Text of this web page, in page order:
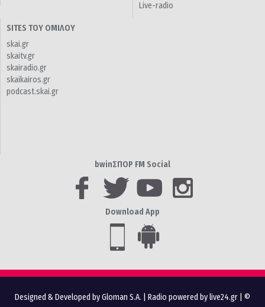
Live-radio
SITES ΤΟΥ ΟΜΙΛΟΥ
skai.gr
skaitv.gr
skairadio.gr
skaikairos.gr
podcast.skai.gr
bwinΣΠΟΡ FM Social
Download App
Designed & Developed by Gloman S.A. Radio powered by live24.gr | ©